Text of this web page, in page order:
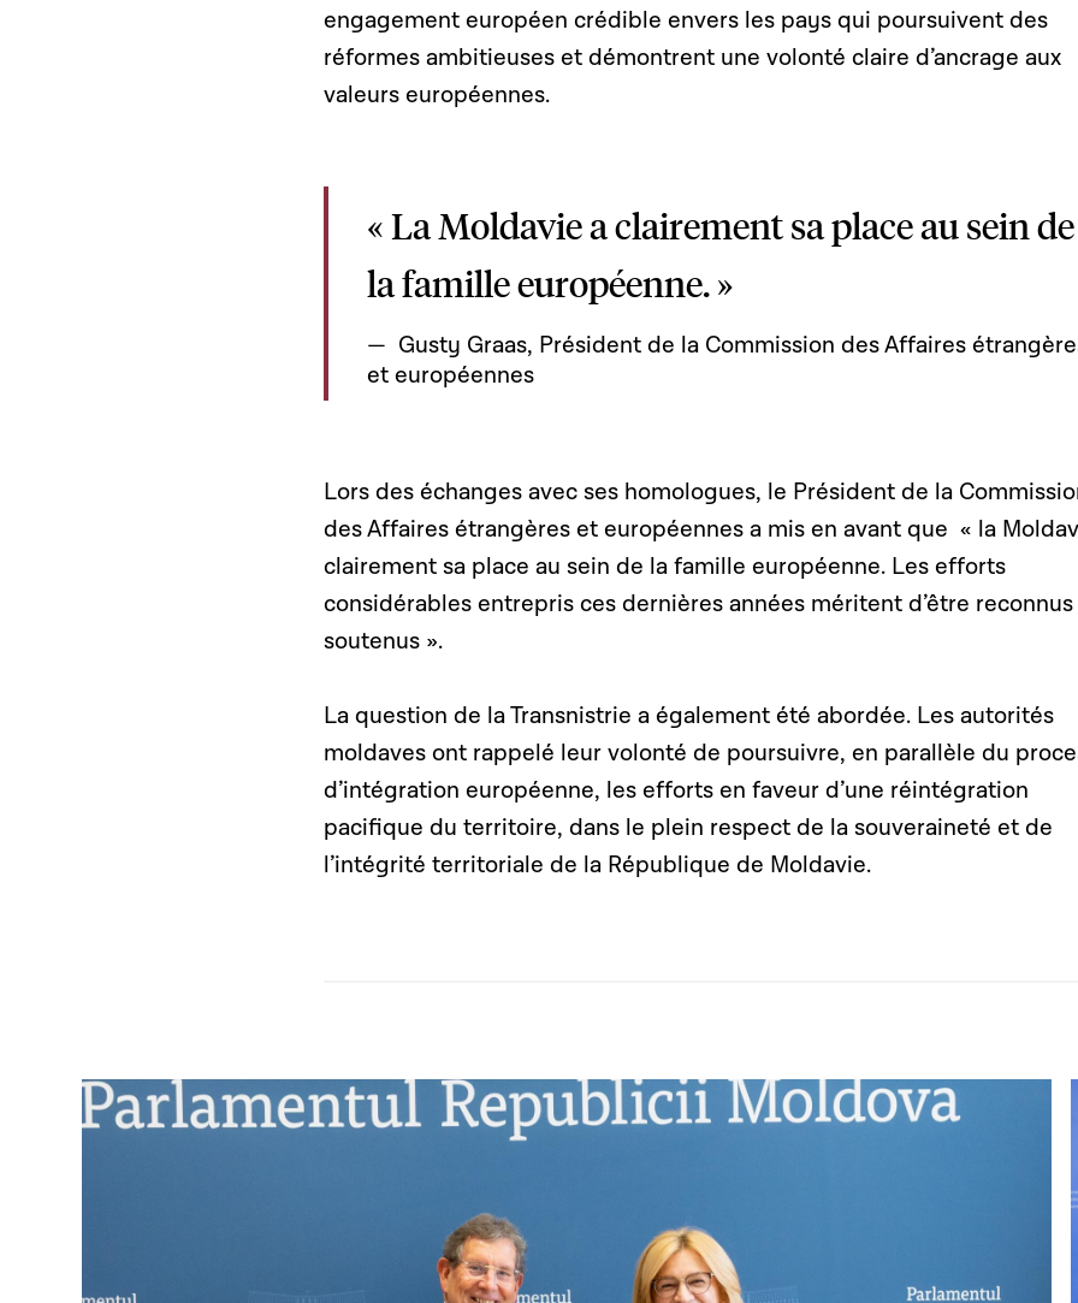
engagement européen crédible envers les pays qui poursuivent des
réformes ambitieuses et démontrent une volonté claire d’ancrage aux
valeurs européennes.
« La Moldavie a clairement sa place au sein de
la famille européenne. »
Gusty Graas, Président de la Commission des Affaires
et européennes
Lors des échanges avec ses homologues, le Président de la
des Affaires étrangères et européennes a mis en avant que « la
clairement sa place au sein de la famille européenne. Les efforts
considérables entrepris ces dernières années méritent d’être
soutenus ».
La question de la Transnistrie a également été abordée. Les autorités
moldaves ont rappelé leur volonté de poursuivre, en parallèle du
d’intégration européenne, les efforts en faveur d’une réintégration
pacifique du territoire, dans le plein respect de la souveraineté et de
l’intégrité territoriale de la République de Moldavie.